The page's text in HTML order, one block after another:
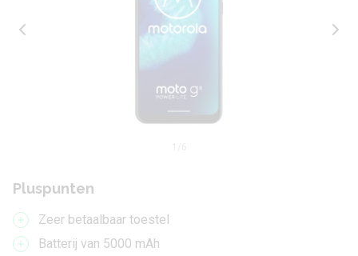
Pluspunten
Zeer betaalbaar toestel
Batterij van 5000 mAh